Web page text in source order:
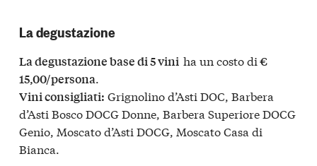
La degustazione
La degustazione base di 5 vini ha un costo di€
15,00/persona
Vini consigliati: Grignolino d’Asti DOC, Barbera
d’Asti Bosco DOCG Donne, Barbera Superiore DOCG
Genio, Moscato d’Asti DOCG, Moscato Casa di
Bianca.